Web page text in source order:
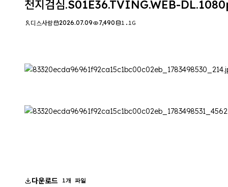
천지검심.S01E36.TVING.WEB-
디스사랑 2026.07.09 7,490 1.1G
다운로드 1개 파일